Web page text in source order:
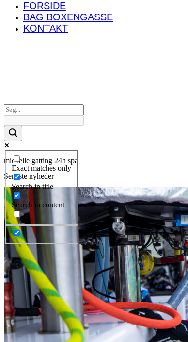
FORSIDE
BAG BOXENGASSE
KONTAKT
Exact matches only
Search in title
Search in content
michelle gatting 24h spa
Seneste nyheder